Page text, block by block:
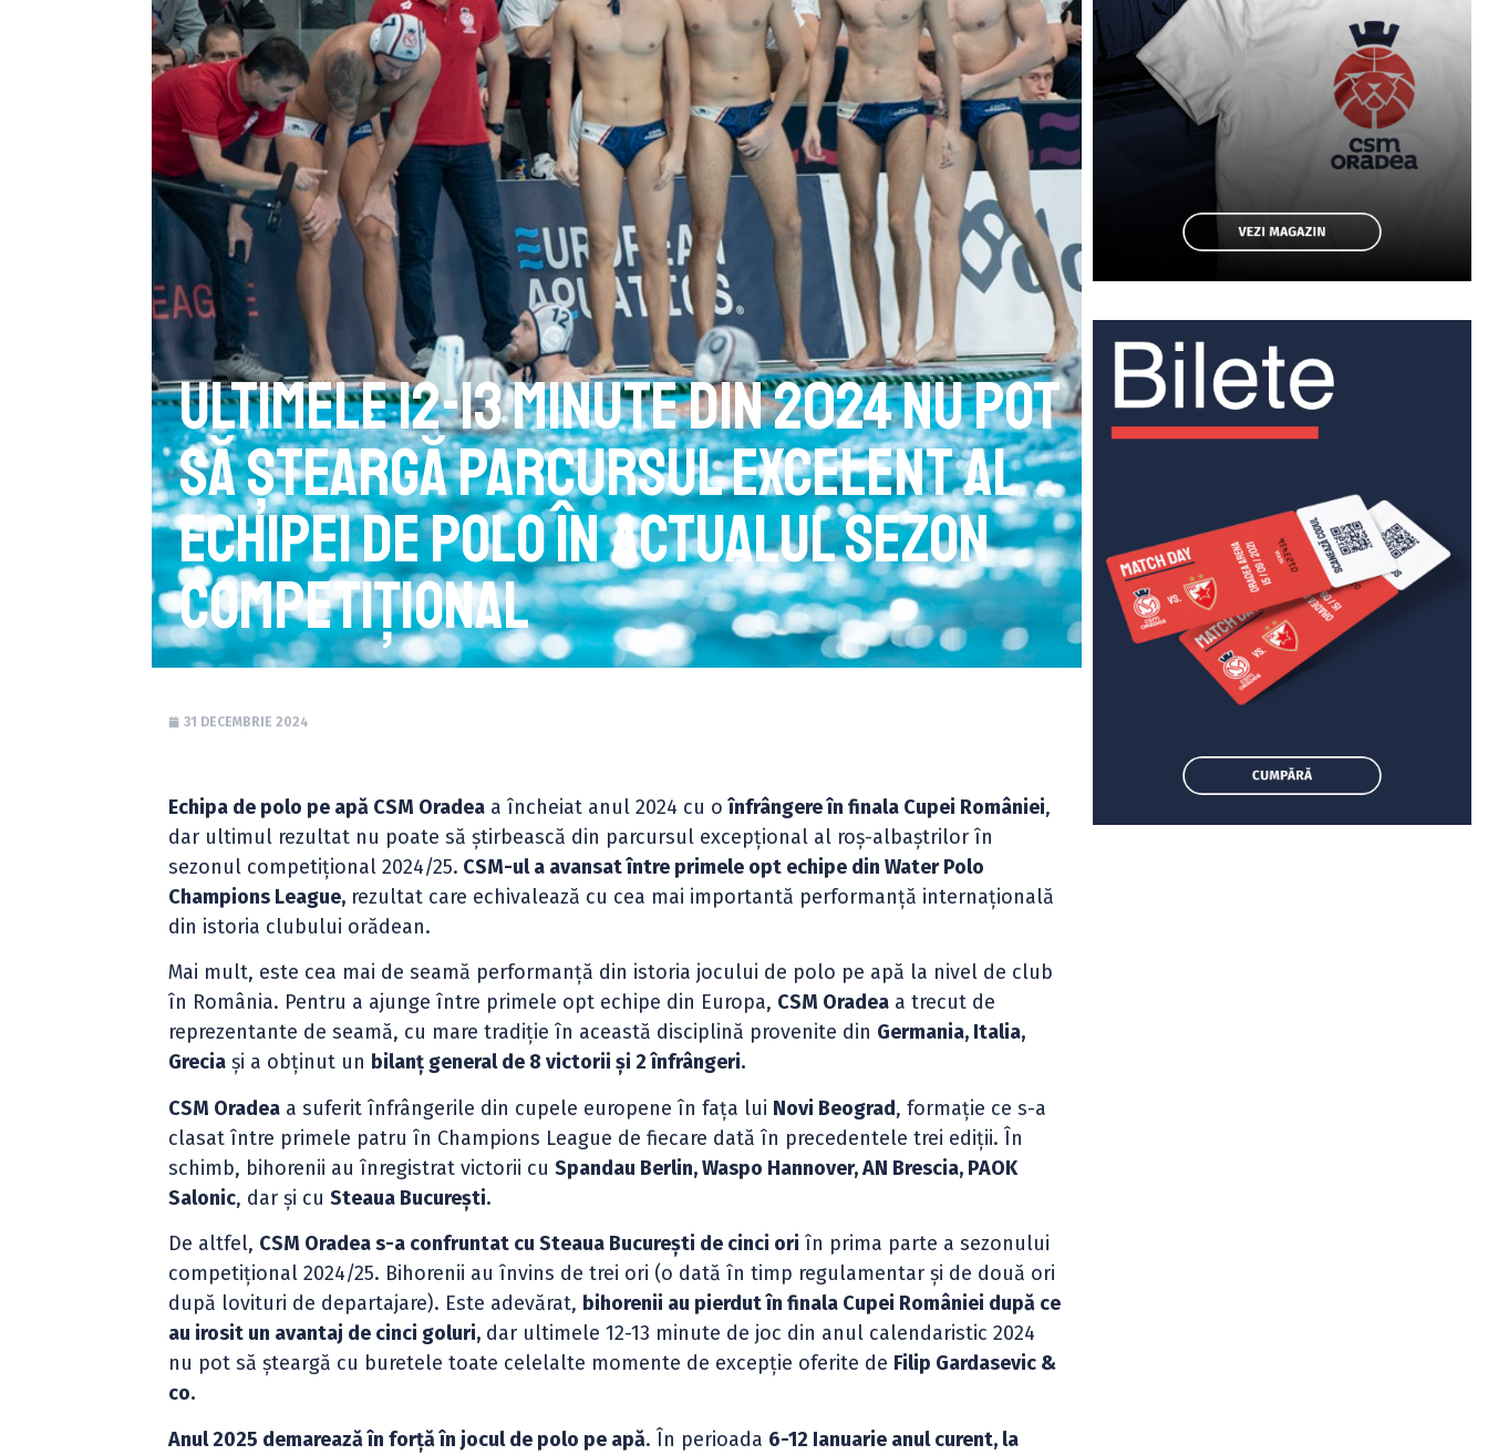
Ultimele 12-13 minute din 2024 nu pot
să șteargă parcursul excelent al
echipei de polo în actualul sezon
competițional
31 DECEMBRIE 2024
Echipa de polo pe apă CSM Oradea a încheiat anul 2024 cu oînfrângere în finala Cupei României,
dar ultimul rezultat nu poate să știrbească din parcursul excepțional al roș-albaștrilor în
sezonul competițional 2024/25. CSM-ul a avansat între primele opt echipe din Water Polo
Champions League, rezultat care echivalează cu cea mai importantă performanță internațională
din istoria clubului orădean.
Mai mult, este cea mai de seamă performanță din istoria jocului de polo pe apă la nivel de club
în România. Pentru a ajunge între primele opt echipe din Europa, CSM Oradea a trecut de
reprezentante de seamă, cu mare tradiție în această disciplină provenite din Germania, Italia,
Grecia și a obținut un bilanț general de 8 victorii și 2 înfrângeri.
CSM Oradea a suferit înfrângerile din cupele europene în fața lui Novi Beograd, formație ce s-a
clasat între primele patru în Champions League de fiecare dată în precedentele trei ediții. În
schimb, bihorenii au înregistrat victorii cuSpandau Berlin, Waspo Hannover, AN Brescia, PAOK
Salonic, dar și cuSteaua București.
De altfel, CSM Oradea s-a confruntat cu Steaua București de cinci ori în prima parte a sezonului
competițional 2024/25. Bihorenii au învins de trei ori (o dată în timp regulamentar și de două ori
după lovituri de departajare). Este adevărat, bihorenii au pierdut în finala Cupei României după ce
au irosit un avantaj de cinci goluri, dar ultimele 12-13 minute de joc din anul calendaristic 2024
nu pot să șteargă cu buretele toate celelalte momente de excepție oferite de Filip Gardasevic &
co.
Anul 2025 demarează în forță în jocul de polo pe apă. În perioada 6-12 Ianuarie anul curent, la